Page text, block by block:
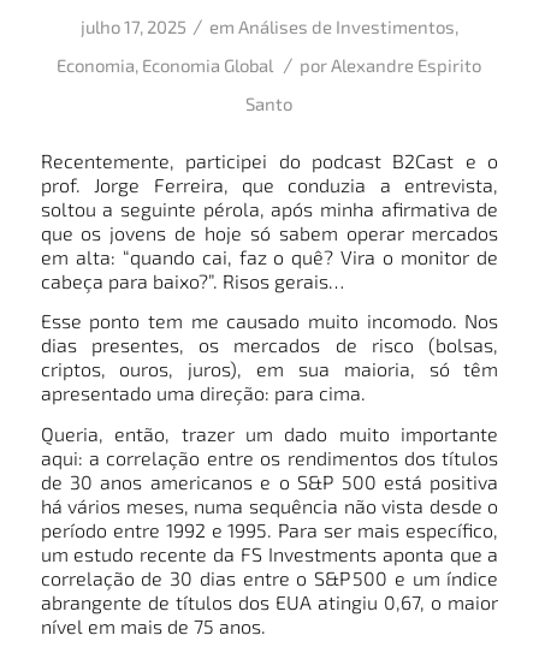
julho 17, 2025 / em Análises de Investimentos,
Economia, Economia Global / porAlexandre Espirito
Santo
Recentemente, participei do podcast B2Cast e o
prof. Jorge Ferreira, que conduzia a entrevista,
soltou a seguinte pérola, após minha afirmativa de
que os jovens de hoje só sabem operar mercados
em alta: “quando cai, faz o quê? Vira o monitor de
cabeça para baixo?”. Risos gerais…
Esse ponto tem me causado muito incomodo. Nos
dias presentes, os mercados de risco (bolsas,
criptos, ouros, juros), em sua maioria, só têm
apresentado uma direção: para cima.
Queria, então, trazer um dado muito importante
aqui: a correlação entre os rendimentos dos títulos
de 30 anos americanos e o S&P 500 está positiva
há vários meses, numa sequência não vista desde o
período entre 1992 e 1995. Para ser mais específico,
um estudo recente da FS Investments aponta que a
correlação de 30 dias entre o S&P 500 e um índice
abrangente de títulos dos EUA atingiu 0,67, o maior
nível em mais de 75 anos.